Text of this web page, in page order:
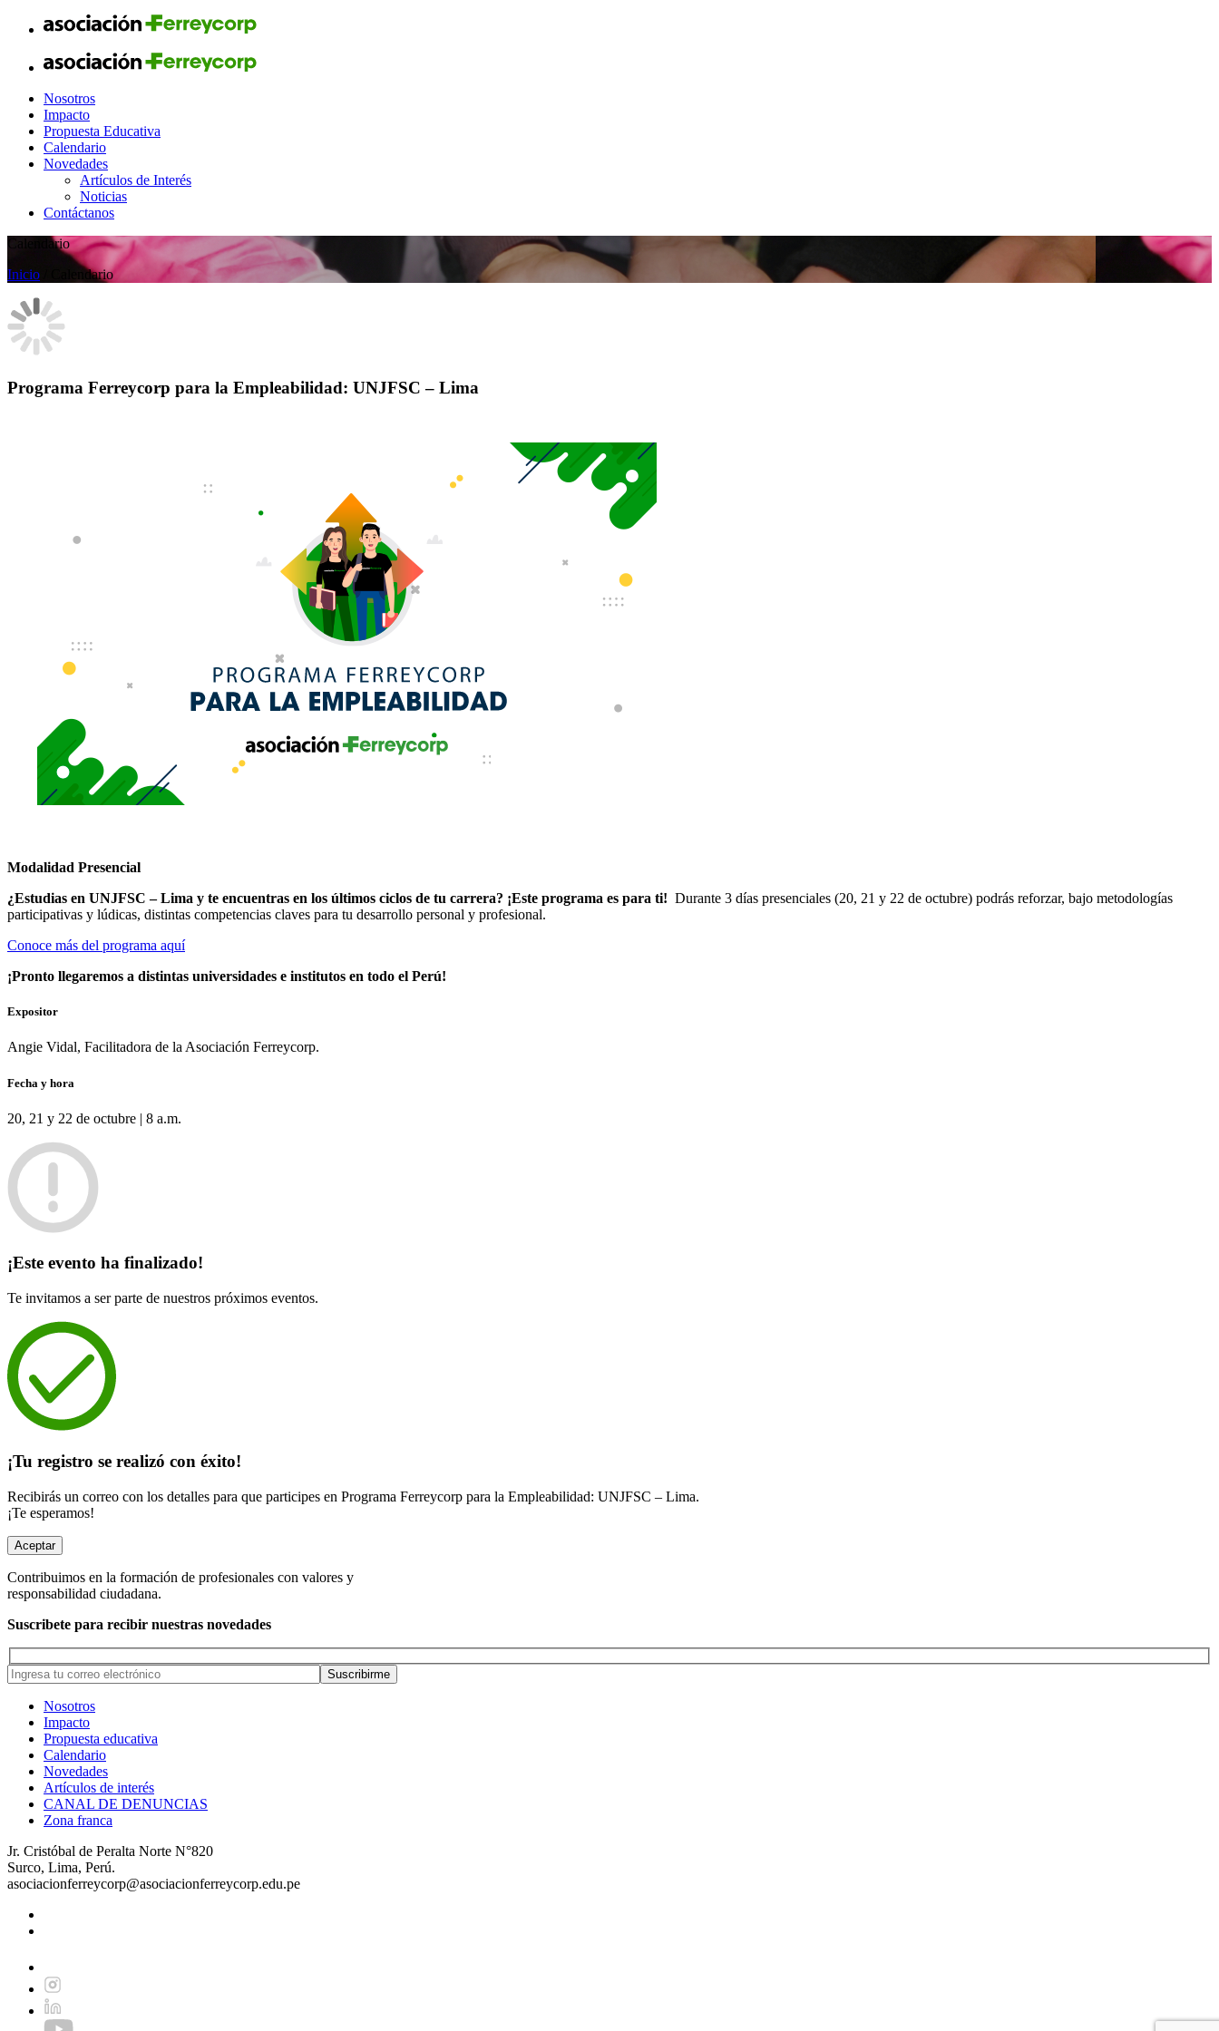
Nosotros
Impacto
Propuesta Educativa
Calendario
Novedades
Artículos de Interés
Noticias
Contáctanos
Calendario
Inicio / Calendario
Programa Ferreycorp para la Empleabilidad: UNJFSC – Lima
Modalidad Presencial
¿Estudias en UNJFSC – Lima y te encuentras en los últimos ciclos de tu carrera? ¡Este programa es para ti! Durante 3 días presenciales (20, 21 y 22 de octubre) podrás reforzar, bajo metodologías
participativas y lúdicas, distintas competencias claves para tu desarrollo personal y profesional.
Conoce más del programa aquí
¡Pronto llegaremos a distintas universidades e institutos en todo el Perú!
Expositor
Angie Vidal, Facilitadora de la Asociación Ferreycorp.
Fecha y hora
20, 21 y 22 de octubre | 8 a.m.
¡Este evento ha finalizado!
Te invitamos a ser parte de nuestros próximos eventos.
¡Tu registro se realizó con éxito!
Recibirás un correo con los detalles para que participes en Programa Ferreycorp para la Empleabilidad: UNJFSC – Lima.
¡Te esperamos!
Aceptar
Contribuimos en la formación de profesionales con valores y
responsabilidad ciudadana.
Suscribete para recibir nuestras novedades
Nosotros
Impacto
Propuesta educativa
Calendario
Novedades
Artículos de interés
CANAL DE DENUNCIAS
Zona franca
Jr. Cristóbal de Peralta Norte N°820
Surco, Lima, Perú.
asociacionferreycorp@asociacionferreycorp.edu.pe